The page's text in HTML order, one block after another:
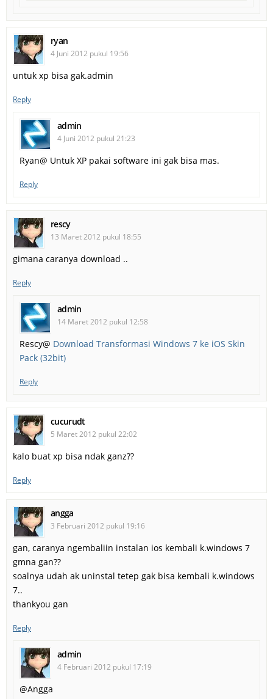
ryan
4 Juni 2012 pukul 19:56
untuk xp bisa gak.admin
Reply
admin
4 Juni 2012 pukul 21:23
Ryan@ Untuk XP pakai software ini gak bisa mas.
Reply
rescy
13 Maret 2012 pukul 18:55
gimana caranya download ..
Reply
admin
14 Maret 2012 pukul 12:58
Rescy@ Download Transformasi Windows 7 ke iOS Skin
Pack (32bit)
Reply
cucurudt
5 Maret 2012 pukul 22:02
kalo buat xp bisa ndak ganz??
Reply
angga
3 Februari 2012 pukul 19:16
gan, caranya ngembaliin instalan ios kembali k.windows 7
gmna gan??
soalnya udah ak uninstal tetep gak bisa kembali k.windows
7..
thankyou gan
Reply
admin
4 Februari 2012 pukul 17:19
@Angga